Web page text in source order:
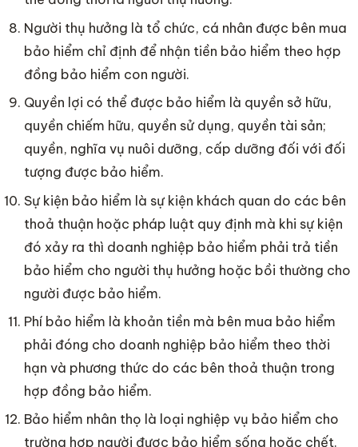
Người thụ hưởng là tổ chức, cá nhân được bên mua
bảo hiểm chỉ định để nhận tiền bảo hiểm theo hợp
đồng bảo hiểm con người.
Quyền lợi có thể được bảo hiểm là quyền sở hữu,
quyền chiếm hữu, quyền sử dụng, quyền tài sản;
quyền, nghĩa vụ nuôi dưỡng, cấp dưỡng đối với đối
tượng được bảo hiểm.
Sự kiện bảo hiểm là sự kiện khách quan do các bên
thoả thuận hoặc pháp luật quy định mà khi sự kiện
đó xảy ra thì doanh nghiệp bảo hiểm phải trả tiền
bảo hiểm cho người thụ hưởng hoặc bồi thường cho
người được bảo hiểm.
Phí bảo hiểm là khoản tiền mà bên mua bảo hiểm
phải đóng cho doanh nghiệp bảo hiểm theo thời
hạn và phương thức do các bên thoả thuận trong
hợp đồng bảo hiểm.
Bảo hiểm nhân thọ là loại nghiệp vụ bảo hiểm cho
trường hợp người được bảo hiểm sống hoặc chết.